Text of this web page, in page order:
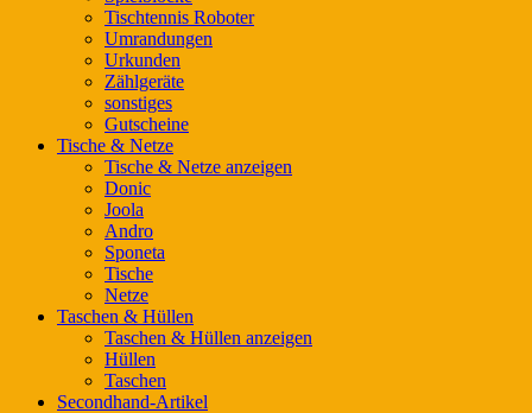
Tischtennis Roboter
Umrandungen
Urkunden
Zählgeräte
sonstiges
Gutscheine
Tische & Netze
Tische & Netze anzeigen
Donic
Joola
Andro
Sponeta
Tische
Netze
Taschen & Hüllen
Taschen & Hüllen anzeigen
Hüllen
Taschen
Secondhand-Artikel